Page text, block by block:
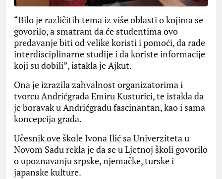
“Bilo je različitih tema iz više oblasti o kojima se
govorilo, a smatram da će studentima ovo
predavanje biti od velike koristi i pomoći, da rade
interdisciplinarne studije i da koriste informacije
koji su dobili”, istakla je Ajkut.
Ona je izrazila zahvalnost organizatorima i
tvorcu Andrićgrada Emiru Kusturici, te istakla da
je boravak u Andrićgradu fascinantan, kao i sama
koncepcija grada.
Učesnik ove škole Ivona Ilić sa Univerziteta u
Novom Sadu rekla je da se u Ljetnoj školi govorilo
o upoznavanju srpske, njemačke, turske i
japanske kulture.